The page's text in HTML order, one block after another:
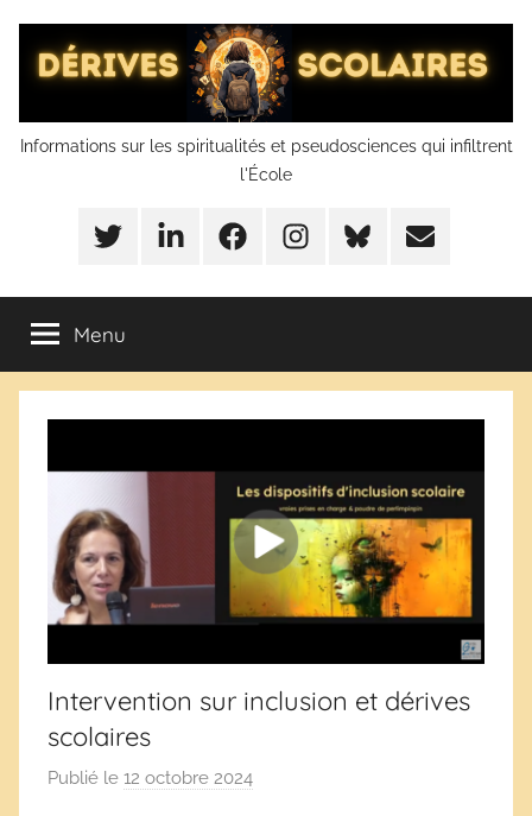
contenu
Dérives
scolaires
Informations sur les spiritualités et pseudosciences qui infiltrent
l'École
Twitter LinkedInFacebookInstagramBlueSkyMail
Menu
Intervention sur inclusion et dérives
scolaires
Publié le 12 octobre 2024